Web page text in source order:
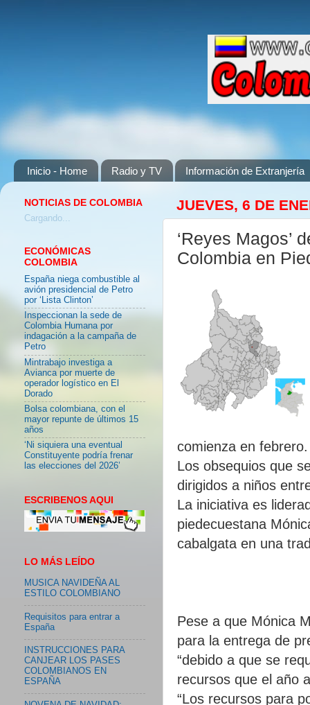
Inicio - Home Radio y TV Información de Extranjería
JUEVES, 6 DE
‘Reyes Magos’
Colombia en
comienza en febrero.
Los obsequios que
dirigidos a niños
La iniciativa es
piedecuestana
cabalgata en una
Pese a que Mónica
para la entrega de
“debido a que se
recursos que el año
“Los recursos para
NOTICIAS DE COLOMBIA
Cargando...
ECONÓMICAS
COLOMBIA
España niega combustible al
avión presidencial de Petro
por ‘Lista Clinton’
Inspeccionan la sede de
Colombia Humana por
indagación a la campaña de
Petro
Mintrabajo investiga a
Avianca por muerte de
operador logístico en El
Dorado
Bolsa colombiana, con el
mayor repunte de últimos 15
años
‘Ni siquiera una eventual
Constituyente podría frenar
las elecciones del 2026’
ESCRIBENOS AQUI
LO MÁS LEÍDO
MUSICA NAVIDEÑA AL
ESTILO COLOMBIANO
Requisitos para entrar a
España
INSTRUCCIONES PARA
CANJEAR LOS PASES
COLOMBIANOS EN
ESPAÑA